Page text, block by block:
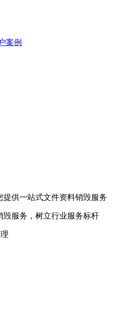
案例
供一站式文件资料销毁服务
毁服务，树立行业服务标杆